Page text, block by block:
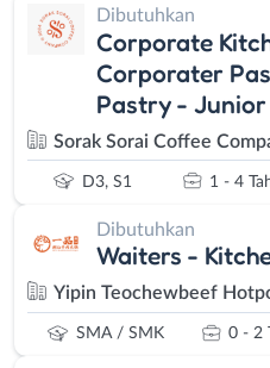
Dibutuhkan
Corporate
Corporater
Pastry -
Sorak Sorai Coffee
D3, S1 1 - 4
Dibutuhkan
Waiters -
Yipin Teochewbeef
SMA / SMK 0 - 2